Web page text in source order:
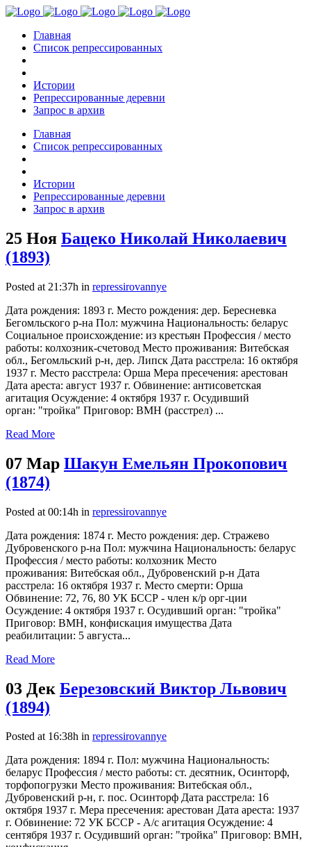
Главная
Список репрессированных
Истории
Репрессированные деревни
Запрос в архив
Главная
Список репрессированных
Истории
Репрессированные деревни
Запрос в архив
25 Ноя Бацеко Николай Николаевич
(1893)
Posted at 21:37h in repressirovannye
Дата рождения: 1893 г. Место рождения: дер. Бересневка
Бегомльского р-на Пол: мужчина Национальность: беларус
Социальное происхождение: из крестьян Профессия / место
работы: колхозник-счетовод Место проживания: Витебская
обл., Бегомльский р-н, дер. Липск Дата расстрела: 16 октября
1937 г. Место расстрела: Орша Мера пресечения: арестован
Дата ареста: август 1937 г. Обвинение: антисоветская
агитация Осуждение: 4 октября 1937 г. Осудивший
орган: "тройка" Приговор: ВМН (расстрел) ...
Read More
07 Мар Шакун Емельян Прокопович
(1874)
Posted at 00:14h in repressirovannye
Дата рождения: 1874 г. Место рождения: дер. Стражево
Дубровенского р-на Пол: мужчина Национальность: беларус
Профессия / место работы: колхозник Место
проживания: Витебская обл., Дубровенский р-н Дата
расстрела: 16 октября 1937 г. Место смерти: Орша
Обвинение: 72, 76, 80 УК БССР - член к/р орг-ции
Осуждение: 4 октября 1937 г. Осудивший орган: "тройка"
Приговор: ВМН, конфискация имущества Дата
реабилитации: 5 августа...
Read More
03 Дек Березовский Виктор Львович
(1894)
Posted at 16:38h in repressirovannye
Дата рождения: 1894 г. Пол: мужчина Национальность:
беларус Профессия / место работы: ст. десятник, Осинторф,
торфопогрузки Место проживания: Витебская обл.,
Дубровенский р-н, г. пос. Осинторф Дата расстрела: 16
октября 1937 г. Мера пресечения: арестован Дата ареста: 1937
г. Обвинение: 72 УК БССР - А/с агитация Осуждение: 4
сентября 1937 г. Осудивший орган: "тройка" Приговор: ВМН,